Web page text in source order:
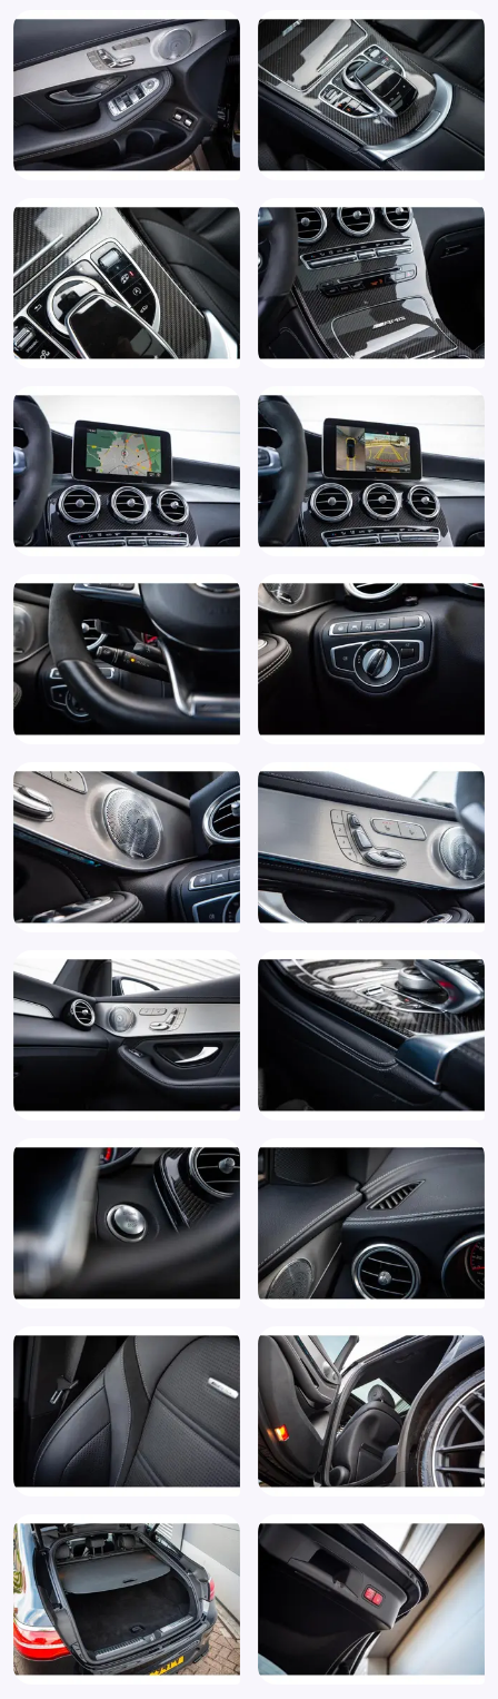
Sportonderstel
Sportstoelen
Sportstuur
Spraakbediening
Start/stop systeem
Stuurwiel multifunctioneel
Trekhaak elektrisch uitklapbaar
Trekhaak tegen meerprijs!
Variabele stuuroverbrenging
Vermoeidheids herkenning
Warmtewerend glas
WiFi voorbereiding
Zij airbag(s) voor